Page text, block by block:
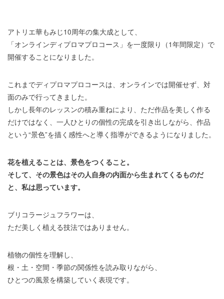
アトリエ華もみじ10周年の集大成として、
「オンラインディプロマプロコース」を一度限り（1年間限定）で
開催することになりました。
これまでディプロマプロコースは、オンラインでは開催せず、対
面のみで行ってきました。
しかし長年のレッスンの積み重ねにより、ただ作品を美しく作る
だけではなく、一人ひとりの個性の完成を引き出しながら、作品
という“景色”を描く感性へと導く指導ができるようになりました。
花を植えることは、景色をつくること。
そして、その景色はその人自身の内面から生まれてくるものだ
と、私は思っています。
ブリコラージュフラワーは、
ただ美しく植える技法ではありません。
植物の個性を理解し、
根・土・空間・季節の関係性を読み取りながら、
ひとつの風景を構築していく表現です。